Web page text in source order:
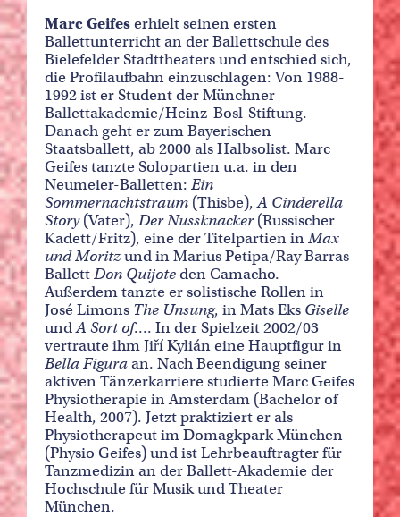
Marc Geifeserhielt seinen ersten
Ballettunterricht an der Ballettschule des
Bielefelder Stadttheaters und entschied sich,
die Profilaufbahn einzuschlagen: Von 1988-
1992 ist er Student der Münchner
Ballettakademie/Heinz-Bosl-Stiftung.
Danach geht er zum Bayerischen
Staatsballett, ab 2000 als Halbsolist. Marc
Geifes tanzte Solopartien u.a. in den
Neumeier-Balletten: Ein
Sommernachtstraum (Thisbe),A Cinderella
Story(Vater), Der Nussknacker(Russischer
Kadett/Fritz), eine der Titelpartien inMax
und Moritzund in Marius Petipa/Ray Barras
BallettDon Quijoteden Camacho.
Außerdem tanzte er solistische Rollen in
José Limons The Unsung, in Mats Eks Giselle
undA Sort of…. In der Spielzeit 2002/03
vertraute ihm Jiří Kylián eine Hauptfigur in
Bella Figuraan. Nach Beendigung seiner
aktiven Tänzerkarriere studierte Marc Geifes
Physiotherapie in Amsterdam (Bachelor of
Health, 2007). Jetzt praktiziert er als
Physiotherapeut im Domagkpark München
(Physio Geifes) und ist Lehrbeauftragter für
Tanzmedizin an der Ballett-Akademie der
Hochschule für Musik und Theater
München.